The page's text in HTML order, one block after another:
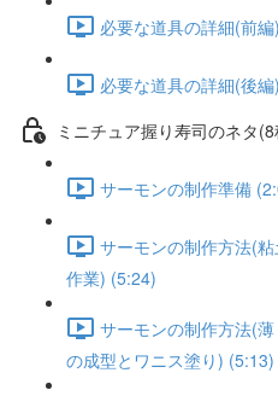
必要な道具の詳細(前
必要な道具の詳細(後
ミニチュア握り寿司のネタ
サーモンの制作準備
サーモンの制作方法(
作業) (5:24)
サーモンの制作方法(
の成型とワニス塗り) (5:13)